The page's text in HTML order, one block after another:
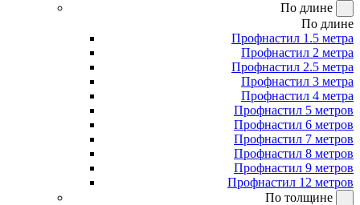
По длине
По длине
Профнастил 1.5 метра
Профнастил 2 метра
Профнастил 2.5 метра
Профнастил 3 метра
Профнастил 4 метра
Профнастил 5 метров
Профнастил 6 метров
Профнастил 7 метров
Профнастил 8 метров
Профнастил 9 метров
Профнастил 12 метров
По толщине